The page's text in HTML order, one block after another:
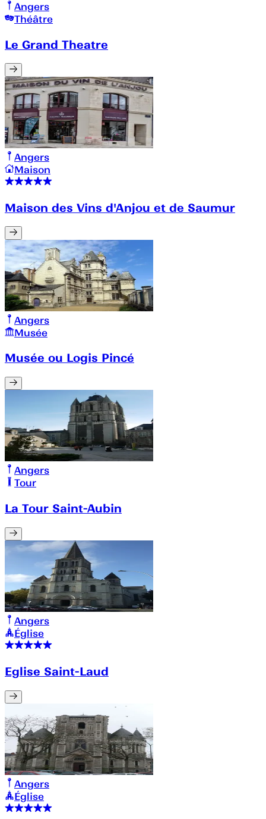
Angers
Théâtre
Le Grand Theatre
Angers
Maison
Maison des Vins d'Anjou et de Saumur
Angers
Musée
Musée ou Logis Pincé
Angers
Tour
La Tour Saint-Aubin
Angers
Église
Eglise Saint-Laud
Angers
Église